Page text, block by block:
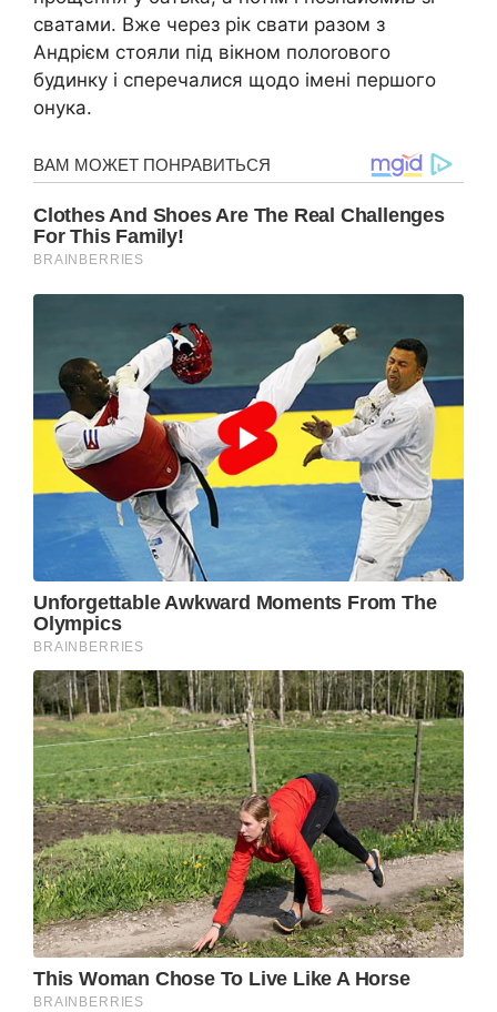
сватами. Вже через рік свати разом з
Андрієм стояли під вікном полоrового
будинку і сперечалися щодо імені першого
онука.